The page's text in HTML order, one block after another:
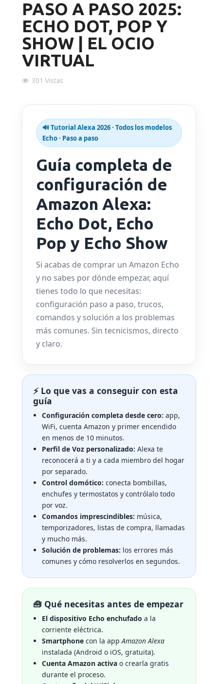
Altavoces Gaming
Gaming Auriculares y micrófonos
Alfombrillas gaming
Sillones gaming
Componentes y periféricos
Accesorios PC
Software/licencias
Cables y adaptadores informática
Televisores
Android tv
Accesorios TV
Proyectores
Patinetes eléctricos
Domótica
PASO A PASO 2025:
ECHO DOT, POP Y
SHOW | EL OCIO
VIRTUAL
301 Vistas
🔊 Tutorial Alexa 2026 · Todos los modelos
Echo · Paso a paso
Guía completa de
configuración de
Amazon Alexa:
Echo Dot, Echo
Pop y Echo Show
Si acabas de comprar un Amazon Echo
y no sabes por dónde empezar, aquí
tienes todo lo que necesitas:
configuración paso a paso, trucos,
comandos y solución a los problemas
más comunes. Sin tecnicismos, directo
y claro.
⚡ Lo que vas a conseguir con esta
guía
Configuración completa desde cero: app,
WiFi, cuenta Amazon y primer encendido
en menos de 10 minutos.
Perfil de Voz personalizado: Alexa te
reconocerá a ti y a cada miembro del hogar
por separado.
Control domótico: conecta bombillas,
enchufes y termostatos y contrólalo todo
por voz.
Comandos imprescindibles: música,
temporizadores, listas de compra, llamadas
y mucho más.
Solución de problemas: los errores más
comunes y cómo resolverlos en segundos.
🧰 Qué necesitas antes de empezar
El dispositivo Echo enchufado a la
corriente eléctrica.
Smartphone con la appAmazon Alexa
instalada (Android o iOS, gratuita).
Cuenta Amazon activa o crearla gratis
durante el proceso.